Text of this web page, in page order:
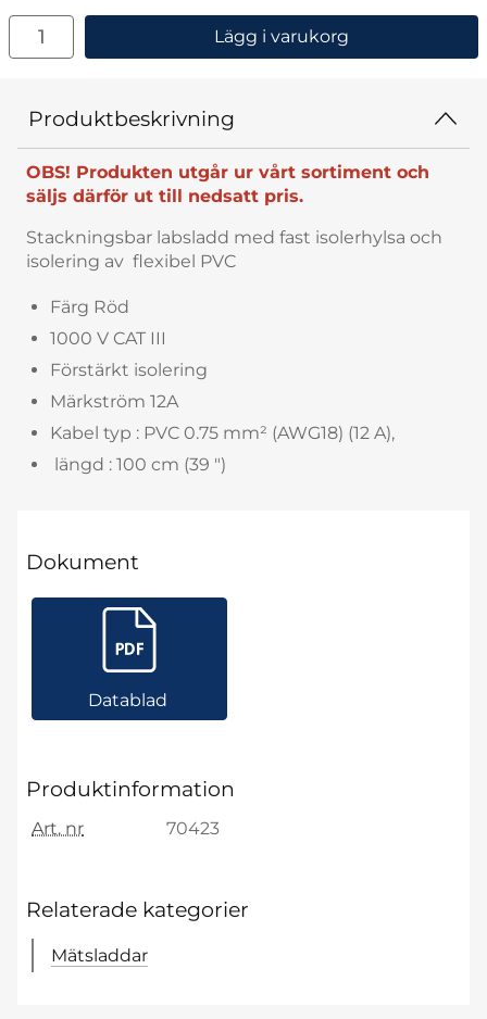
antal
Lägg i varukorg
Produktbeskrivning
OBS! Produkten utgår ur vårt sortiment och
säljs därför ut till nedsatt pris.
Stackningsbar labsladd med fast isolerhylsa och
isolering av flexibel PVC
Färg Röd
1000 V CAT III
Förstärkt isolering
Märkström 12A
Kabel typ : PVC 0.75 mm² (AWG18) (12 A),
längd : 100 cm (39 ")
Dokument
Datablad
Produktinformation
Art. nr 70423
Relaterade kategorier
Mätsladdar